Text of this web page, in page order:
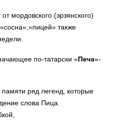
мордовского (эрзянского)
также
по-татарски «Печә»-
ряд легенд, которые
слова Пица.